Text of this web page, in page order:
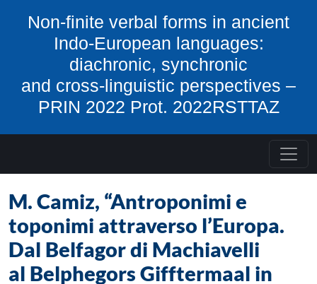
Non-finite verbal forms in ancient
Indo-European languages:
diachronic, synchronic
and cross-linguistic perspectives –
PRIN 2022 Prot. 2022RSTTAZ
M. Camiz, “Antroponimi e
toponimi attraverso l’Europa.
Dal Belfagor di Machiavelli
al Belphegors Gifftermaal in